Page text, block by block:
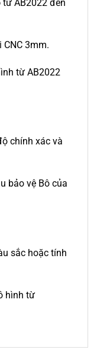
từ AB2022 đến
3mm.
từ AB2022
chính xác và
bảo vệ Bô của
sắc hoặc tính
hình từ